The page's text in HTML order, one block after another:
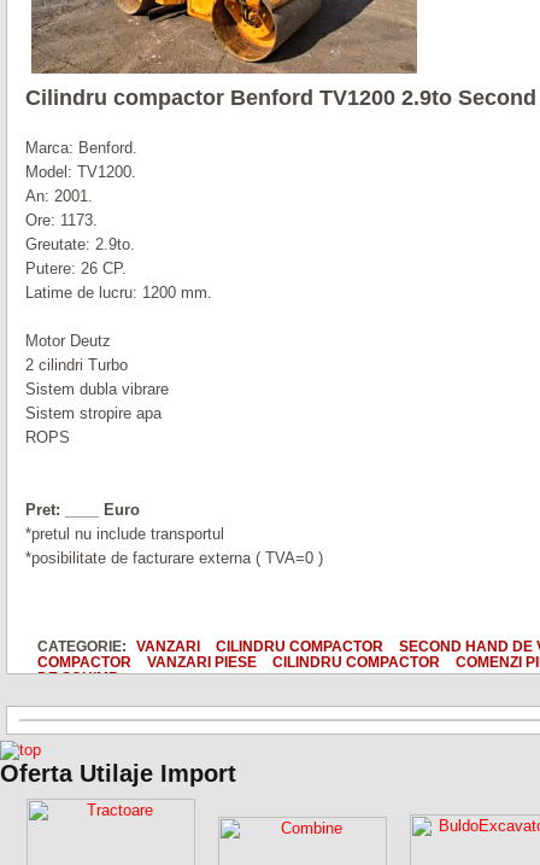
Cilindru compactor Benford TV1200 2.9to
Marca: Benford.
Model: TV1200.
An: 2001.
Ore: 1173.
Greutate: 2.9to.
Putere: 26 CP.
Latime de lucru: 1200 mm.
Motor Deutz
2 cilindri Turbo
Sistem dubla vibrare
Sistem stropire apa
ROPS
Pret: ____ Euro
*pretul nu include transportul
*posibilitate de facturare externa ( TVA=0 )
CATEGORIE: VANZARI CILINDRU COMPACTOR
SECOND HAND DE
COMPACTOR
VANZARI PIESE CILINDRU COMPACTOR
COMENZI
DE SCHIMB
Oferta Utilaje Import